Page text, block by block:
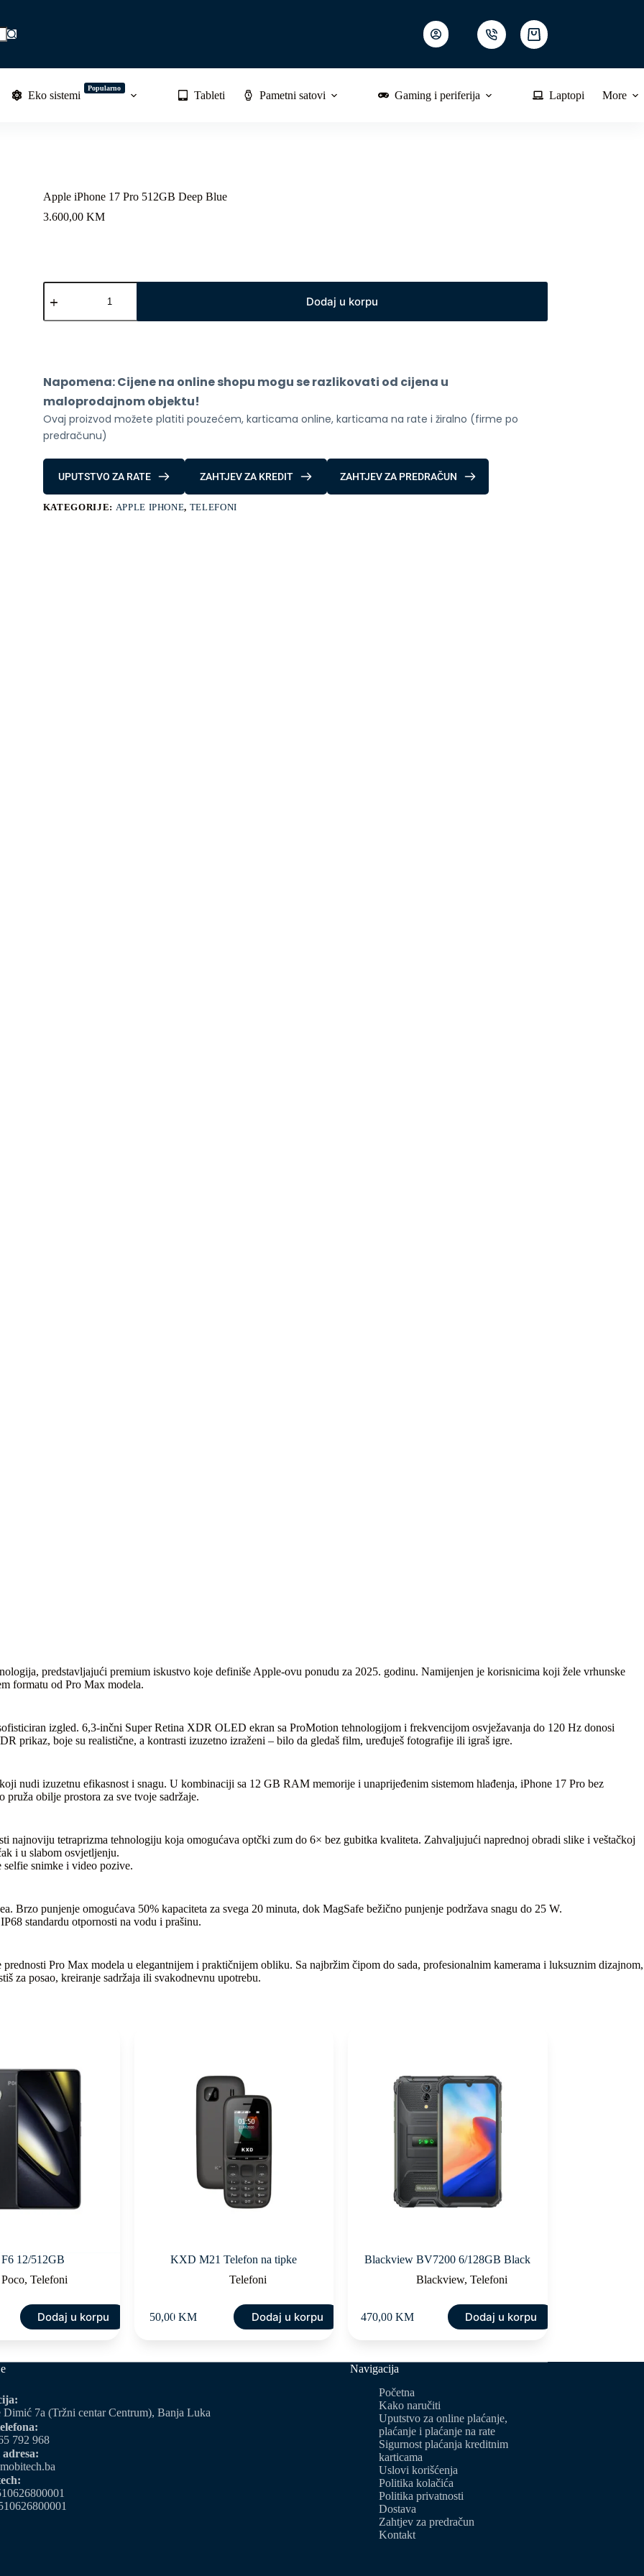
Shopping
cart
Eko sistemi
Popularno
Tableti Pametni satovi Gaming i periferija Laptopi More
Apple iPhone 17 Pro 512GB Deep Blue
3.600,00 KM
Apple
iPhone
Pro
Dodaj u korpu
Napomena: Cijene na online shopu mogu se razlikovati od cijena u
maloprodajnom objektu!
Ovaj proizvod možete platiti pouzećem, karticama online, karticama na rate i žiralno (firme po
predračunu)
UPUTSTVO ZA RATE ZAHTJEV ZA KREDIT ZAHTJEV ZA PREDRAČUN
KATEGORIJE: APPLE IPHONE, TELEFONI
predstavljajući premium iskustvo koje definiše Apple-ovu ponudu za 2025. godinu. Namijenjen je korisnicima koji žele vrhunske
formatu od Pro Max modela.
izgled. 6,3-inčni Super Retina XDR OLED ekran sa ProMotion tehnologijom i frekvencijom osvježavanja do 120 Hz donosi
prikaz, boje su realistične, a kontrasti izuzetno izraženi – bilo da gledaš film, uređuješ fotografije ili igraš igre.
nudi izuzetnu efikasnost i snagu. U kombinaciji sa 12 GB RAM memorije i unaprijeđenim sistemom hlađenja, iPhone 17 Pro bez
obilje prostora za sve tvoje sadržaje.
najnoviju tetraprizma tehnologiju koja omogućava optčki zum do 6× bez gubitka kvaliteta. Zahvaljujući naprednoj obradi slike i veštačkoj
i u slabom osvjetljenju.
selfie snimke i video pozive.
Brzo punjenje omogućava 50% kapaciteta za svega 20 minuta, dok MagSafe bežično punjenje podržava snagu do 25 W.
standardu otpornosti na vodu i prašinu.
Pro Max modela u elegantnijem i praktičnijem obliku. Sa najbržim čipom do sada, profesionalnim kamerama i luksuznim dizajnom,
za posao, kreiranje sadržaja ili svakodnevnu upotrebu.
12/512GB
Poco,Telefoni
Dodaj u korpu
KXD M21 Telefon na tipke
Telefoni
50,00KM Dodaj u korpu
Blackview BV7200 6/128GB Black
Blackview,Telefoni
470,00 KM Dodaj u korpu
Dimić 7a (Tržni centar Centrum), Banja Luka
792 968
Navigacija
Početna
Kako naručiti
Uputstvo za online plaćanje,
plaćanje i plaćanje na rate
Sigurnost plaćanja kreditnim
karticama
Uslovi korišćenja
Politika kolačića
Politika privatnosti
Dostava
Zahtjev za predračun
Kontakt